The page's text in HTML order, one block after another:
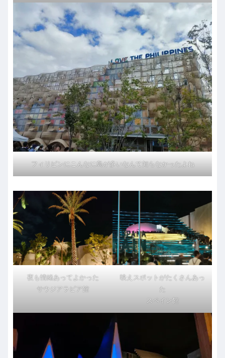
フィリピンにこんなに島が多いなんて知らなかったよね
夜も情緒あってよかった
サウジアラビア館
映えスポットがたくさんあっ
た
スペイン館